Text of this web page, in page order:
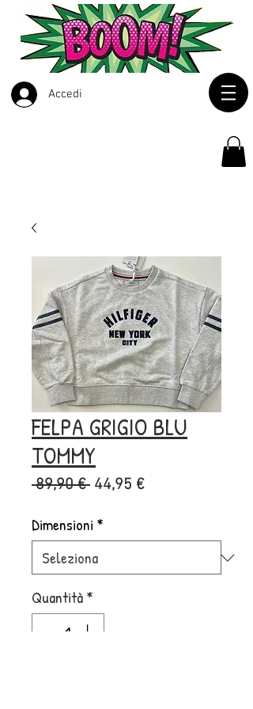
Accedi
FELPA GRIGIO BLU
TOMMY
89,90 € Prezzo
44,95 €Prezzo
Dimensioni *
Quantità*